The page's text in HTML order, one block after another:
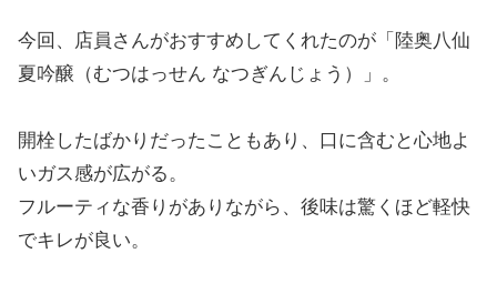
今回、店員さんがおすすめしてくれたのが「陸奥八仙
夏吟醸（むつはっせん なつぎんじょう）」。
開栓したばかりだったこともあり、口に含むと心地よ
いガス感が広がる。
フルーティな香りがありながら、後味は驚くほど軽快
でキレが良い。